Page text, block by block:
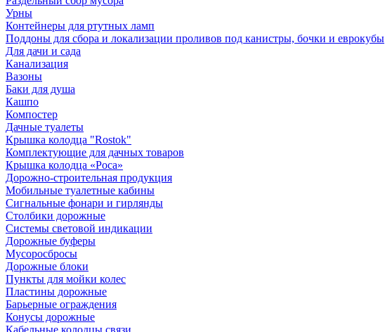
Урны
Контейнеры для ртутных ламп
Поддоны для сбора и локализации проливов под канистры, бочки и еврокубы
Для дачи и сада
Канализация
Вазоны
Баки для душа
Кашпо
Компостер
Дачные туалеты
Крышка колодца "Rostok"
Комплектующие для дачных товаров
Крышка колодца «Роса»
Дорожно-строительная продукция
Мобильные туалетные кабины
Сигнальные фонари и гирлянды
Столбики дорожные
Системы световой индикации
Дорожные буферы
Мусоросбросы
Дорожные блоки
Пункты для мойки колес
Пластины дорожные
Барьерные ограждения
Конусы дорожные
Кабельные колодцы связи